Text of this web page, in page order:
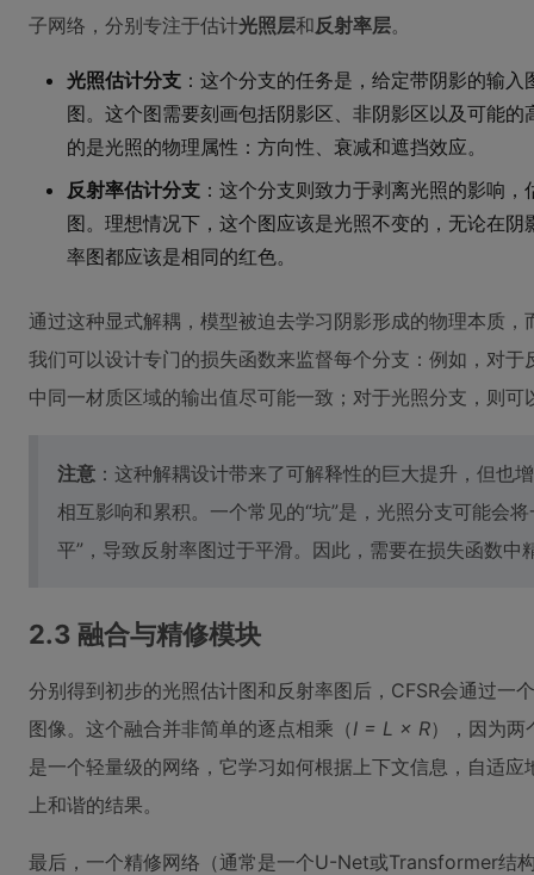
子网络，分别专注于估计光照层和反射率层。
光照估计分支 ：这个分支的任务是，给定带阴影的输
图。这个图需要刻画包括阴影区、非阴影区以及可能
的是光照的物理属性：方向性、衰减和遮挡效应。
反射率估计分支 ：这个分支则致力于剥离光照的影响
图。理想情况下，这个图应该是光照不变的，无论在
率图都应该是相同的红色。
通过这种显式解耦，模型被迫去学习阴影形成的物理本质
我们可以设计专门的损失函数来监督每个分支：例如，对
中同一材质区域的输出值尽可能一致；对于光照分支，则
注意 ：这种解耦设计带来了可解释性的巨大提升，但也
相互影响和累积。一个常见的“坑”是，光照分支可能会
平”，导致反射率图过于平滑。因此，需要在损失函数
2.3 融合与精修模块
分别得到初步的光照估计图和反射率图后，CFSR会通过一
图像。这个融合并非简单的逐点相乘（I = L × R），因为两
是一个轻量级的网络，它学习如何根据上下文信息，自适
上和谐的结果。
最后，一个精修网络（通常是一个U-Net或Transformer结